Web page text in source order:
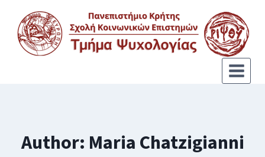
Author: Maria Chatzigianni